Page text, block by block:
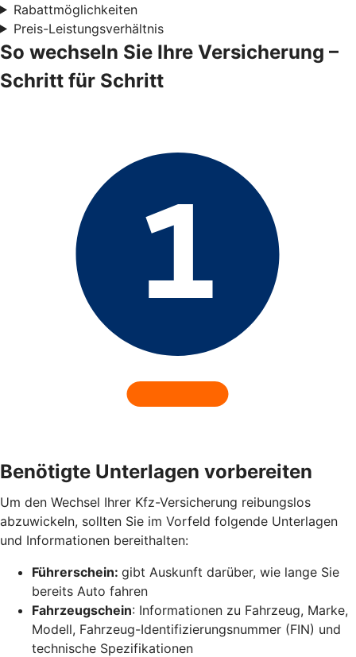
Rabattmöglichkeiten
Preis-Leistungsverhältnis
So wechseln Sie Ihre Versicherung –
Schritt für Schritt
Benötigte Unterlagen vorbereiten
Um den Wechsel Ihrer Kfz-Versicherung reibungslos
abzuwickeln, sollten Sie im Vorfeld folgende Unterlagen
und Informationen bereithalten:
Führerschein: gibt Auskunft darüber, wie lange Sie
bereits Auto fahren
Fahrzeugschein: Informationen zu Fahrzeug, Marke,
Modell, Fahrzeug-Identifizierungsnummer (FIN) und
technische Spezifikationen